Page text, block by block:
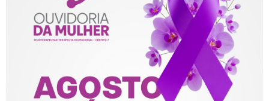
AGOSTO LILÁS – ACOLHER,
PROTEGER E COMBATER A